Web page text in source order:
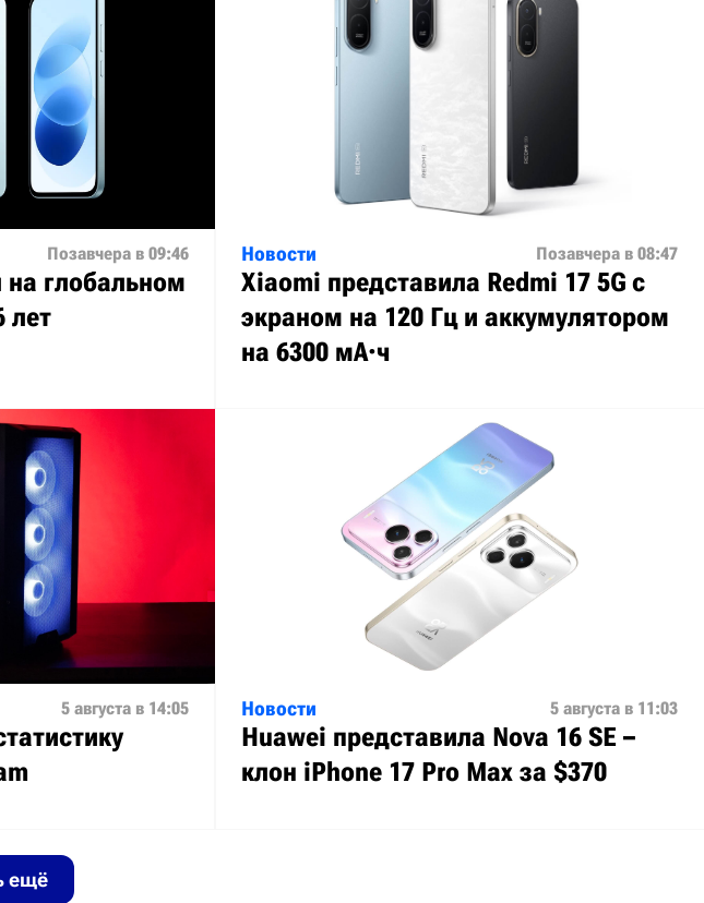
Позавчера в 09:46
глобальном
лет
Новости Позавчера в 08:47
Xiaomi представила Redmi 17 5G с
экраном на 120 Гц и аккумулятором
на 6300 мА·ч
5 августа в 14:05 Новости 5 августа в 11:03
Huawei представила Nova 16 SE –
клон iPhone 17 Pro Max за $370
ещё